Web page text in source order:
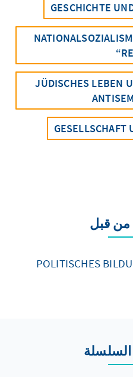
GESCHICHTE
JÜDISCHES LEBEN
GESELLSCHAFT
من قبل
POLITISCHES